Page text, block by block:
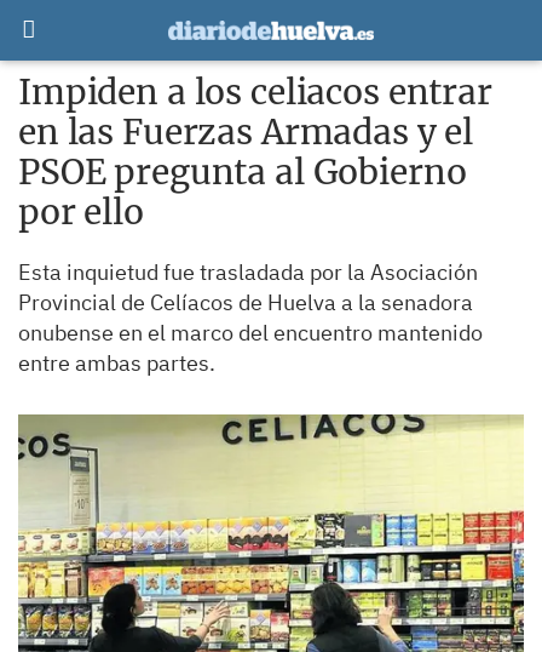
Impiden a los celiacos entrar
en las Fuerzas Armadas y el
PSOE pregunta al Gobierno
por ello
Esta inquietud fue trasladada por la Asociación
Provincial de Celíacos de Huelva a la senadora
onubense en el marco del encuentro mantenido
entre ambas partes.